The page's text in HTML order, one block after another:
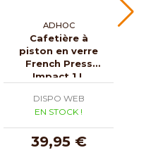
ADHOC
Cafetière à
piston en verre
French Press
Impact 1 L
DISPO WEB
EN STOCK !
39,95 €